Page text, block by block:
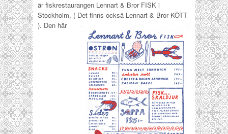
är fiskrestaurangen Lennart & Bror FISK i
Stockholm, ( Det finns också Lennart & Bror KÖTT
). Den här